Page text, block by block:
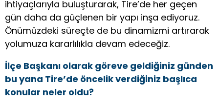
ihtiyaçlarıyla buluşturarak, Tire’de her geçen
gün daha da güçlenen bir yapı inşa ediyoruz.
Önümüzdeki süreçte de bu dinamizmi artırarak
yolumuza kararlılıkla devam edeceğiz.
İlçe Başkanı olarak göreve geldiğiniz günden
bu yana Tire’de öncelik verdiğiniz başlıca
konular neler oldu?